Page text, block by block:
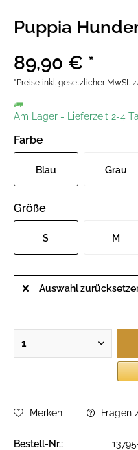
Puppia
89,90 € *
*Preise inkl. gesetzlicher MwSt.
Am Lager - Lieferzeit 2-4
Farbe
Blau Grau
Größe
S M
Auswahl
Merken Fragen
Bestell-Nr.: